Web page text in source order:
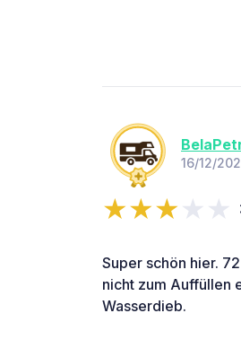
16/12/
Super schön hier.
nicht zum Auffüllen
Wasserdieb.